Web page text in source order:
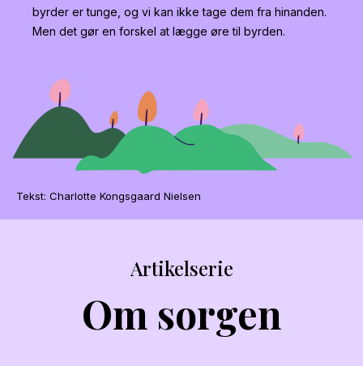
byrder er tunge, og vi kan ikke tage dem fra hinanden.
Men det gør en forskel at lægge øre til byrden.
Tekst: Charlotte Kongsgaard Nielsen
Artikelserie
Om sorgen